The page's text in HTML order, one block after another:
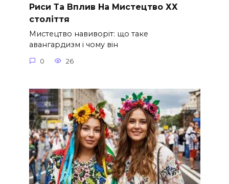
Риси Та Вплив На Мистецтво ХХ
століття
Мистецтво навиворіт: що таке
авангардизм і чому він
0 26